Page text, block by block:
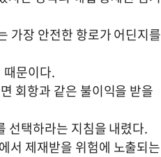
가장 안전한 항로가 어딘지를
때문이다.
회항과 같은 불이익을 받을
선택하라는 지침을 내렸다.
서 제재받을 위험에 노출되는